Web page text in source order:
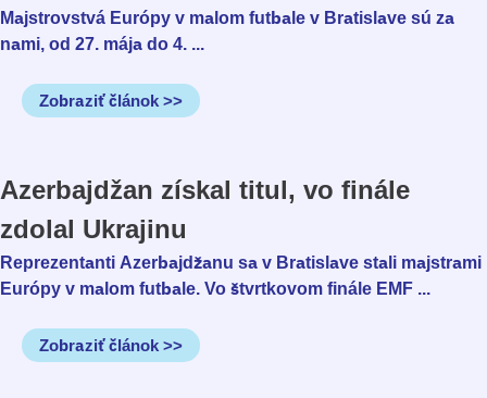
Majstrovstvá Európy v malom futbale v Bratislave sú za
nami, od 27. mája do 4. ...
Zobraziť článok >>
Azerbajdžan získal titul, vo finále
zdolal Ukrajinu
Reprezentanti Azerbajdžanu sa v Bratislave stali majstrami
Európy v malom futbale. Vo štvrtkovom finále EMF ...
Zobraziť článok >>